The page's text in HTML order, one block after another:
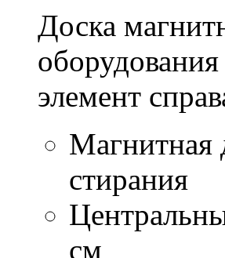
Доска
элемент
Магнитная
стирания
см